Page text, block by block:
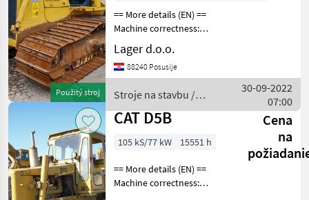
Použitý stroj
== More details (EN) ==
Machine correctness:
Correct Caterpillar width:
910 mm SU blade blade
width 3970mm blade
capacity 3.69m3 install
Lager d.o.o.
88240 Posusije
Stroje na stavbu /
Komatsu
30-09-2022
07:00
CAT D5B
Cena
na
105 kS/77 kW 15551 h
== More details (EN) ==
Machine correctness: